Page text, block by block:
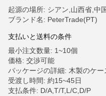
起源の場所: シアン,山西省,中
ブランド名: PeterTrade(PT)
支払いと送料の条件
最小注文数量: 1~10個
価格: 交渉可能
パッケージの詳細: 木製のケ
受渡し時間: 約15~45日
支払条件: D/A,T/T,L/C,D/P